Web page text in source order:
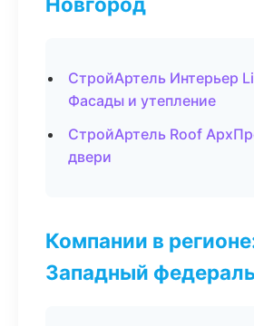
СтройАртель Интерьер
Фасады и утепление
СтройАртель Roof
двери
Компании в
Западный